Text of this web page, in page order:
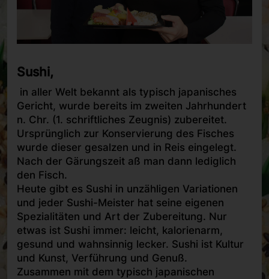
Sushi,
in aller Welt bekannt als typisch japanisches
Gericht, wurde bereits im zweiten Jahrhundert
n. Chr. (1. schriftliches Zeugnis) zubereitet.
Ursprünglich zur Konservierung des Fisches
wurde dieser gesalzen und in Reis eingelegt.
Nach der Gärungszeit aß man dann lediglich
den Fisch.
Heute gibt es Sushi in unzähligen Variationen
und jeder Sushi-Meister hat seine eigenen
Spezialitäten und Art der Zubereitung. Nur
etwas ist Sushi immer: leicht, kalorienarm,
gesund und wahnsinnig lecker. Sushi ist Kultur
und Kunst, Verführung und Genuß.
Zusammen mit dem typisch japanischen